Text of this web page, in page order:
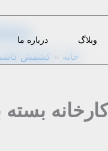
وبلاگ درباره ما
02-26
خانه کشمش
کارخانه